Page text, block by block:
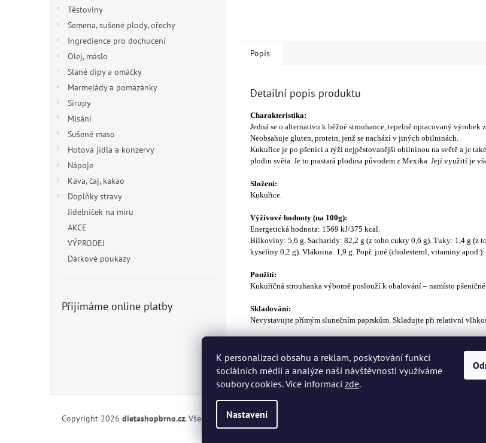
K personalizaci obsahu a reklam, poskytování funkcí
sociálních médií a analýze naší návštěvnosti využíváme
soubory cookies. Více informací zde.
Nastavení
Těstoviny
Semena, sušené plody, ořechy
Ingredience pro dochucení
Olej, máslo
Slané dipy a omáčky
Marmelády a pomazánky
Sirupy
Mlsání
Sušené maso
Hotová jídla a konzervy
Nápoje
Káva, čaj, kakao
Doplňky stravy
Jídelníček na míru
AKCE
VÝPRODEJ
Dárkové poukazy
Přijímáme online platby
Popis
Detailní popis produktu
Charakteristika:
Jedná se o alternativu k běžné strouhance, tepelně opracovaný výrobek
Neobsahuje gluten, protein, jenž se nachází v jiných obilninách.
Kukuřice je po pšenici a rýži nejpěstovanější obilninou na světě a je
plodin světa. Je to prastará plodina původem z Mexika. Její využití je
Složení:
Kukuřice.
Výživové hodnoty (na 100g):
Energetická hodnota: 1569 kJ/375 kcal.
Bílkoviny: 5,6 g. Sacharidy: 82,2 g (z toho cukry 0,6 g). Tuky: 1,4 g (z
kyseliny 0,2 g). Vláknina: 1,9 g. Popř. jiné (cholesterol, vitaminy apod.):
Použití:
Kukuřičná strouhanka výborně poslouží k obalování – namísto pšeničné
Skladování:
Nevystavujte přímým slunečním paprskům. Skladujte při relativní
Může obsahovat stopy lepku a vajec.
Copyright 2026 dietashopbrno.cz. Všechna práva vyhrazena.